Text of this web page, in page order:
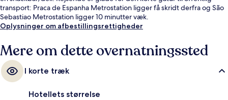
transport: Praca de Espanha Metrostation ligger få skridt derfra og São
Sebastiao Metrostation ligger 10 minutter væk.
Oplysninger om afbestillingsrettigheder
Mere om dette overnatningssted
I korte træk
Hotellets størrelse